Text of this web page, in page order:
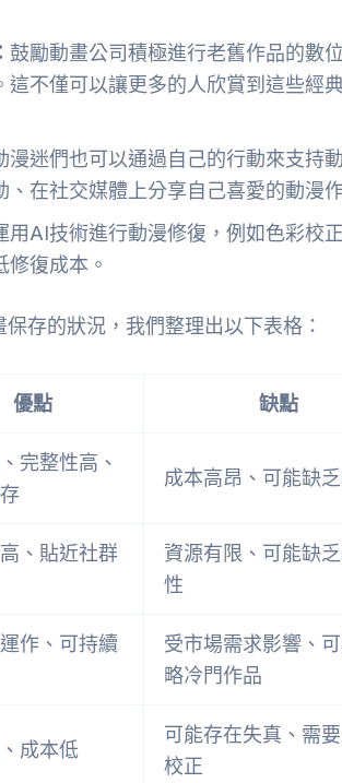
鼓勵動畫公司積極進行老舊作品的數
這不僅可以讓更多的人欣賞到這些經
漫迷們也可以通過自己的行動來支持
、在社交媒體上分享自己喜愛的動漫
用AI技術進行動漫修復，例如色彩校
復成本。
存的狀況，我們整理出以下表格：
優點 缺點
完整性高、
成本高昂、可能缺
、貼近社群
資源有限、可能缺
性
作、可持續
受市場需求影響、
略冷門作品
成本低
可能存在失真、需
校正